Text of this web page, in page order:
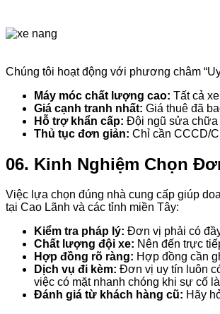
Chúng tôi hoạt động với phương châm
Máy móc chất lượng cao: Tất cả
Giá cạnh tranh nhất: Giá thuê đã
Hỗ trợ khẩn cấp: Đội ngũ sửa chữa
Thủ tục đơn giản: Chỉ cần CCCD/
06. Kinh Nghiệm Chọn
Việc lựa chọn đúng nhà cung cấp giúp
tại Cao Lãnh và các tỉnh miền Tây:
Kiểm tra pháp lý: Đơn vị phải có
Chất lượng đội xe: Nên đến trực
Hợp đồng rõ ràng: Hợp đồng cần
Dịch vụ đi kèm: Đơn vị uy tín luôn
việc có mặt nhanh chóng khi sự cố
Đánh giá từ khách hàng cũ: Hãy